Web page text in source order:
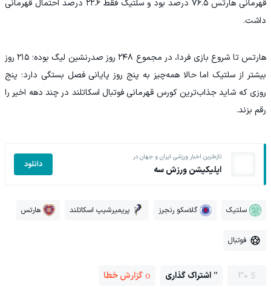
قهرمانی هارتس ۷۶.۵ درصد بود و سلتیک فقط ۲۲.۶ درصد احتمال قهرمانی
داشت.
هارتس تا شروع بازی فردا، در مجموع ۲۴۸ روز صدرنشین لیگ بوده؛ ۲۱۵ روز
بیشتر از سلتیک اما حالا همه‌چیز به پنج روز پایانی فصل بستگی دارد؛ پنج
روزی که شاید جذاب‌ترین کورس قهرمانی فوتبال اسکاتلند در چند دهه اخیر را
رقم بزند.
تازه‌ترین اخبار ورزشی ایران و جهان در
اپلیکیشن ورزش سه دانلود
سلتیک گلاسکو رنجرز پریمیرشیپ اسکاتلند هارتس
فوتبال
30 اشتراک گذاری گزارش خطا